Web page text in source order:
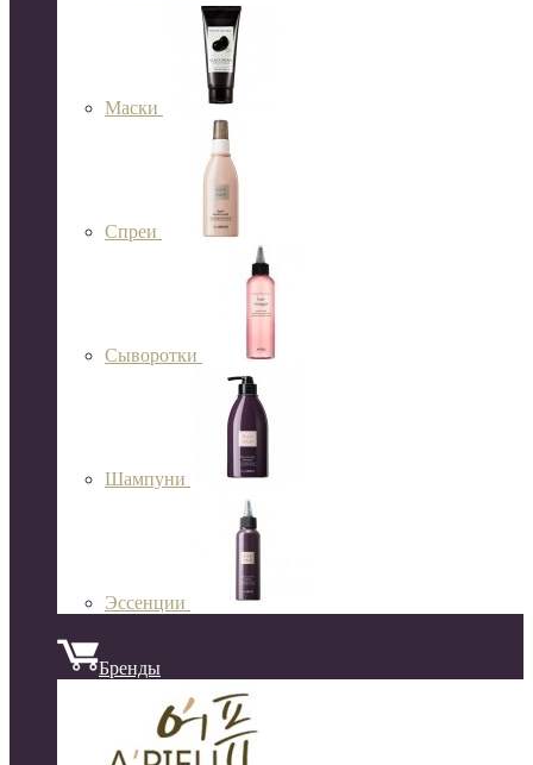
Маски
Спреи
Сыворотки
Шампуни
Эссенции
Бренды